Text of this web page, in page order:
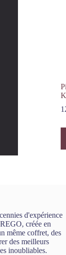
d'expérience
créée en
même coffret, des
des meilleurs
inoubliables.